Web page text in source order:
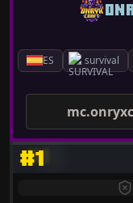
ES survival
#1